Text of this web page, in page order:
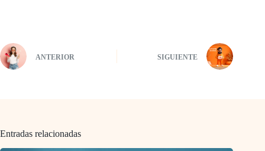
ANTERIOR SIGUIENTE
Entradas relacionadas